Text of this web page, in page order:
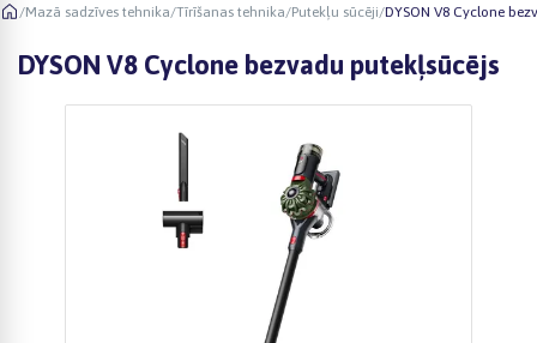
/Mazā sadzīves tehnika/Tīrīšanas tehnika/Putekļu sūcēji/DYSON V8 Cyclone
DYSON V8 Cyclone bezvadu putekļsūcējs